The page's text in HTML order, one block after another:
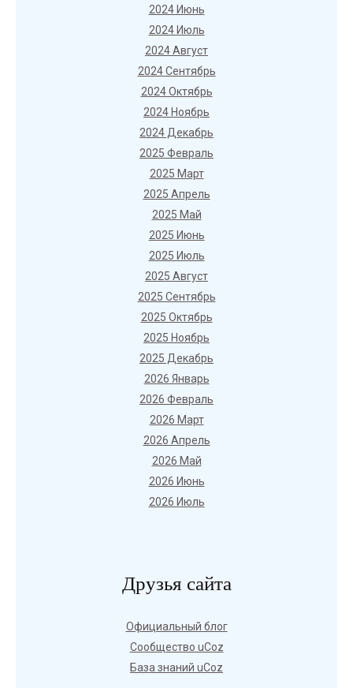
2024 Июнь
2024 Июль
2024 Август
2024 Сентябрь
2024 Октябрь
2024 Ноябрь
2024 Декабрь
2025 Февраль
2025 Март
2025 Апрель
2025 Май
2025 Июнь
2025 Июль
2025 Август
2025 Сентябрь
2025 Октябрь
2025 Ноябрь
2025 Декабрь
2026 Январь
2026 Февраль
2026 Март
2026 Апрель
2026 Май
2026 Июнь
2026 Июль
Друзья сайта
Официальный блог
Сообщество uCoz
База знаний uCoz